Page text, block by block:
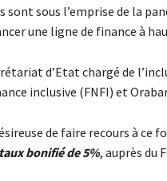
sous l’emprise de la
une ligne de finance à
d’Etat chargé de
inclusive (FNFI) et
de faire recours à ce
bonifié de 5%, auprès du